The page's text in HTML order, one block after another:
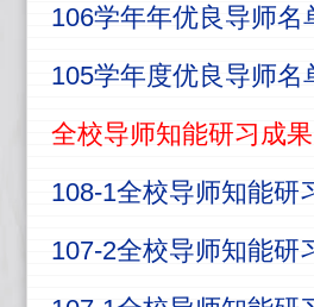
106学年年优良导师名
105学年度优良导师名
全校导师知能研习成果
108-1全校导师知能研
107-2全校导师知能研